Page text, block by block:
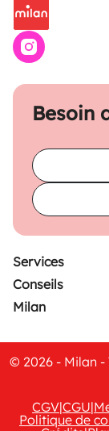
Besoin
Services
Conseils
Milan
© 2026 - Milan -
CGV|CGU|
Politique de